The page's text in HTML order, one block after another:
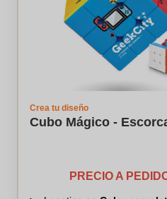
Crea tu diseño
Cubo Mágico -
PRECIO A